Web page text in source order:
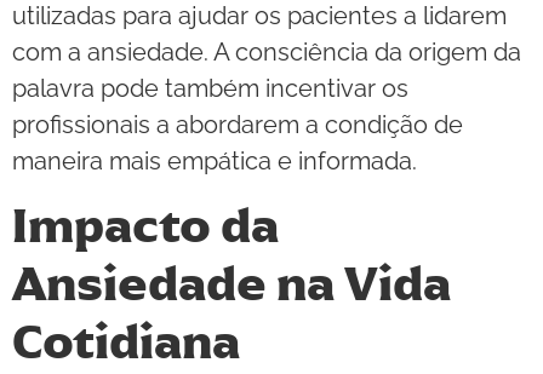
utilizadas para ajudar os pacientes a lidarem
com a ansiedade. A consciência da origem da
palavra pode também incentivar os
profissionais a abordarem a condição de
maneira mais empática e informada.
Impacto da
Ansiedade na Vida
Cotidiana